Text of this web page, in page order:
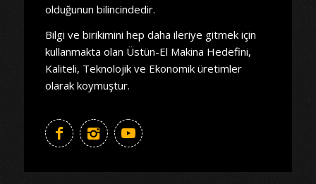
olduğunun bilincindedir.
Bilgi ve birikimini hep daha ileriye gitmek için
kullanmakta olan Üstün-El Makina Hedefini,
Kaliteli, Teknolojik ve Ekonomik üretimler
olarak koymuştur.